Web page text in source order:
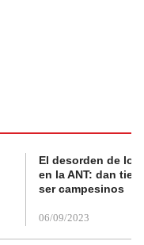
El desorden de
en la ANT: dan
ser campesinos
06/09/2023